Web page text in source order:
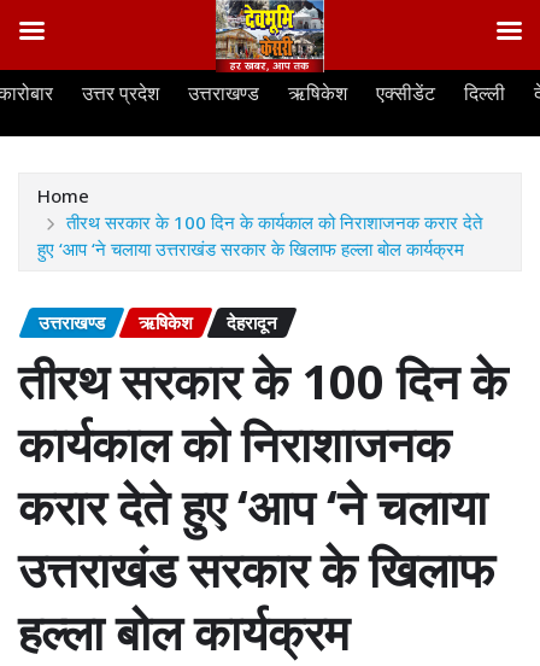
Skip
उत्तर प्रदेश उत्तराखण्ड ऋषिकेश एक्सीडेंट दिल्ली
Home
तीरथ सरकार के 100 दिन के कार्यकाल को निराशाजनक करार देते
हुए ‘आप ‘ने चलाया उत्तराखंड सरकार के खिलाफ हल्ला बोल कार्यक्रम
उत्तराखण्ड ऋषिकेश देहरादून
तीरथ सरकार के 100 दिन के
कार्यकाल को निराशाजनक
करार देते हुए ‘आप ‘ने चलाया
उत्तराखंड सरकार के खिलाफ
हल्ला बोल कार्यक्रम